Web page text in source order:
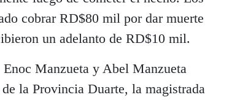
cobrar RD$80 mil por dar muerte
un adelanto de RD$10 mil.
Manzueta y Abel Manzueta
la Provincia Duarte, la magistrada